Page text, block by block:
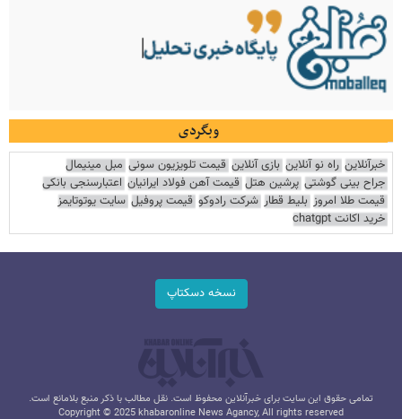
وبگردی
خبرآنلاین راه نو آنلاین بازی آنلاین قیمت تلویزیون سونی مبل مینیمال
جراح بینی گوشتی پرشین هتل قیمت آهن فولاد ایرانیان اعتبارسنجی بانکی
قیمت طلا امروز بلیط قطار شرکت رادوکو قیمت پروفیل سایت یوتوتایمز
خرید اکانت chatgpt
نسخه دسکتاپ
تمامی حقوق این سایت برای خبرآنلاین محفوظ است. نقل مطالب با ذکر منبع بلامانع است.
Copyright © 2025 khabaronline News Agancy, All rights reserved